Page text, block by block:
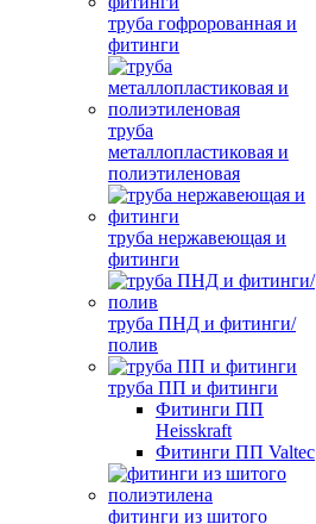
труба гофророванная и
фитинги
труба
металлопластиковая и
полиэтиленовая
труба нержавеющая и
фитинги
труба ПНД и фитинги/
полив
труба ПП и фитинги
Фитинги ПП
Heisskraft
Фитинги ПП Valtec
фитинги из шитого